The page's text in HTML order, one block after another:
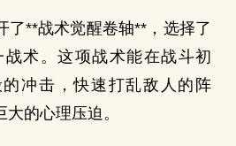
**战术觉醒卷轴**，选择了
战术。这项战术能在战斗初
冲击，快速打乱敌人的阵
的心理压迫。